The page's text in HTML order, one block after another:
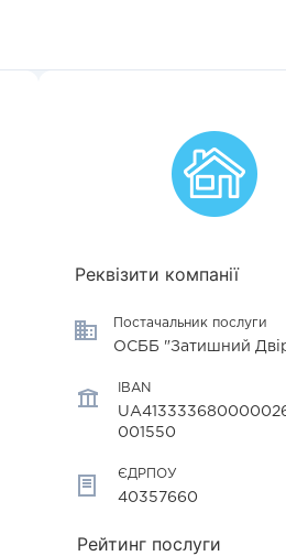
Реквізити компанії
Постачальник послуги
ОСББ "Затишний
IBAN
001550
ЄДРПОУ
40357660
Рейтинг послуги